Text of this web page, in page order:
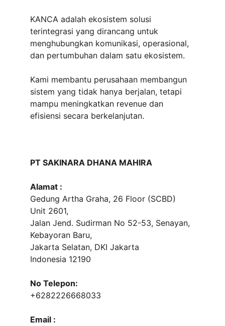
KANCA adalah ekosistem solusi
terintegrasi yang dirancang untuk
menghubungkan komunikasi, operasional,
dan pertumbuhan dalam satu ekosistem.
Kami membantu perusahaan membangun
sistem yang tidak hanya berjalan, tetapi
mampu meningkatkan revenue dan
efisiensi secara berkelanjutan.
PT SAKINARA DHANA MAHIRA
Alamat :
Gedung Artha Graha, 26 Floor (SCBD)
Unit 2601,
Jalan Jend. Sudirman No 52-53, Senayan,
Kebayoran Baru,
Jakarta Selatan, DKI Jakarta
Indonesia 12190
No Telepon:
+6282226668033
Email :